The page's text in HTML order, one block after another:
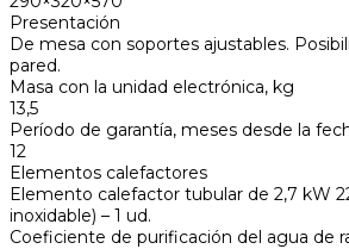
Presentación
De mesa con soportes ajustables.
pared.
Masa con la unidad electrónica, kg
13,5
Período de garantía, meses desde la
12
Elementos calefactores
Elemento calefactor tubular de 2,7 kW
inoxidable) – 1 ud.
Coeficiente de purificación del agua de